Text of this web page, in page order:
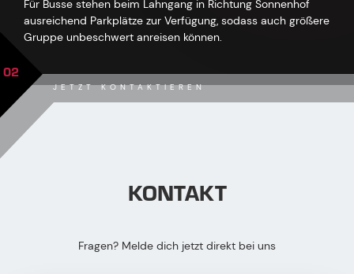
Für Busse stehen beim Lahngang in Richtung Sonnenhof
ausreichend Parkplätze zur Verfügung, sodass auch größere
Gruppe unbeschwert anreisen können.
JETZT KONTAKTIEREN
02
KONTAKT
Fragen? Melde dich jetzt direkt bei uns